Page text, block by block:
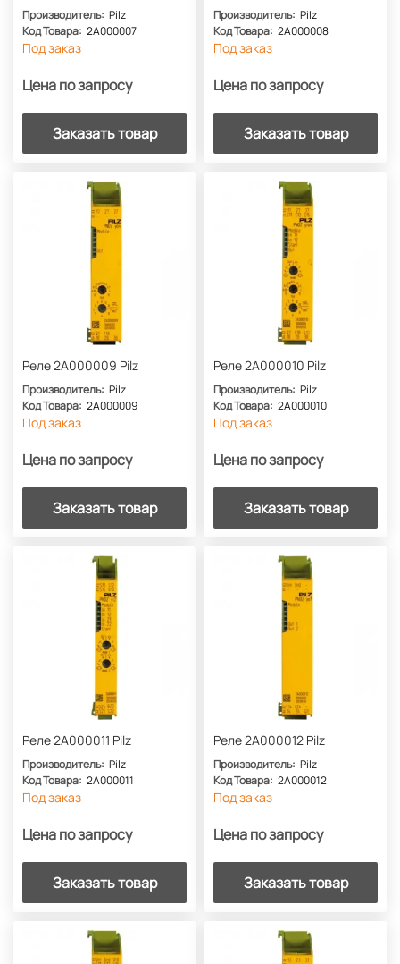
Производитель: Pilz
Код Товара: 2A000007
Под заказ
Цена по запросу
Заказать товар
Производитель: Pilz
Код Товара: 2A000008
Под заказ
Цена по запросу
Заказать товар
Реле 2A000009 Pilz
Производитель: Pilz
Код Товара: 2A000009
Под заказ
Цена по запросу
Заказать товар
Реле 2A000010 Pilz
Производитель: Pilz
Код Товара: 2A000010
Под заказ
Цена по запросу
Заказать товар
Реле 2A000011 Pilz
Производитель: Pilz
Код Товара: 2A000011
Под заказ
Цена по запросу
Заказать товар
Реле 2A000012 Pilz
Производитель: Pilz
Код Товара: 2A000012
Под заказ
Цена по запросу
Заказать товар